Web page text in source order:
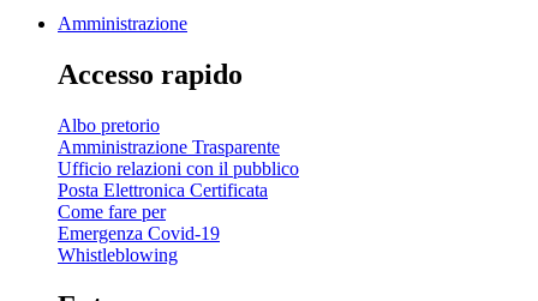
Amministrazione
Accesso rapido
Albo pretorio
Amministrazione Trasparente
Ufficio relazioni con il pubblico
Posta Elettronica Certificata
Come fare per
Emergenza Covid-19
Whistleblowing